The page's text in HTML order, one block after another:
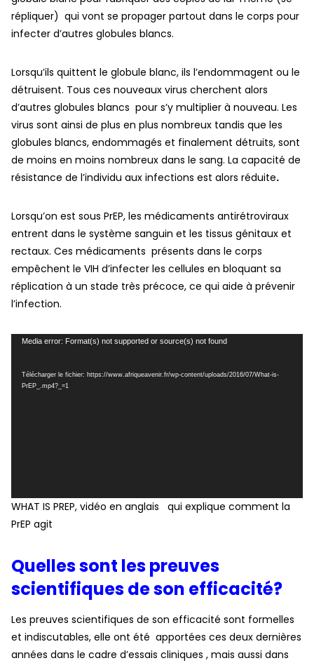
répliquer) qui vont se propager partout dans le corps pour
infecter d’autres globules blancs.
Lorsqu’ils quittent le globule blanc, ils l’endommagent ou le
détruisent. Tous ces nouveaux virus cherchent alors
d’autres globules blancs pour s’y multiplier à nouveau. Les
virus sont ainsi de plus en plus nombreux tandis que les
globules blancs, endommagés et finalement détruits, sont
de moins en moins nombreux dans le sang. La capacité de
résistance de l’individu aux infections est alors réduite.
Lorsqu’on est sous PrEP, les médicaments antirétroviraux
entrent dans le système sanguin et les tissus génitaux et
rectaux. Ces médicaments présents dans le corps
empêchent le VIH d’infecter les cellules en bloquant sa
réplication à un stade très précoce, ce qui aide à prévenir
l’infection.
Lecteur
Media error: Format(s) not supported or source(s) not found
Télécharger le fichier: https://www.afriqueavenir.fr/wp-content/uploads/2016/07/What-is-
PrEP_.mp4?_=1
WHAT IS PREP, vidéo en anglais qui explique comment la
PrEP agit
Quelles sont les preuves
scientifiques de son efficacité?
Les preuves scientifiques de son efficacité sont formelles
et indiscutables, elle ont été apportées ces deux dernières
années dans le cadre d’essais cliniques , mais aussi dans